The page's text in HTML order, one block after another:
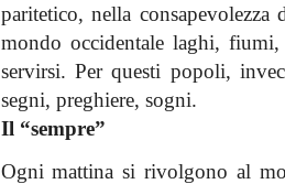
paritetico, nella
mondo occidentale laghi,
servirsi. Per questi popoli,
segni, preghiere, sogni.
Il “sempre”
Ogni mattina si rivolgono al